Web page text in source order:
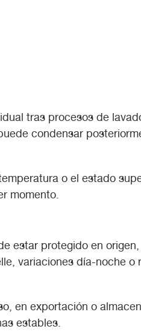
tras procesos de
condensar
o el estado
momento.
estar protegido en
variaciones día-noche o
en exportación o
estables.